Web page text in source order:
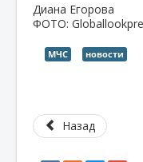
Диана Егорова
ФОТО:
МЧС новости
Назад